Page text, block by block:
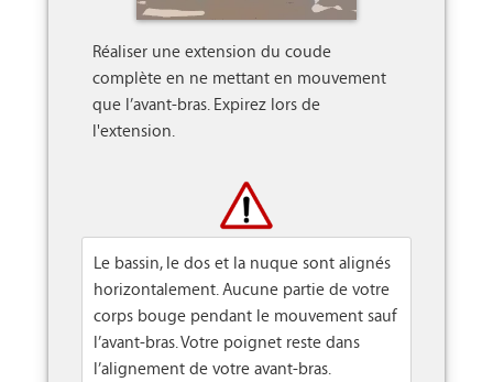
Réaliser une extension du coude
complète en ne mettant en mouvement
que l’avant-bras. Expirez lors de
l'extension.
Le bassin, le dos et la nuque sont alignés
horizontalement. Aucune partie de votre
corps bouge pendant le mouvement sauf
l’avant-bras. Votre poignet reste dans
l’alignement de votre avant-bras.